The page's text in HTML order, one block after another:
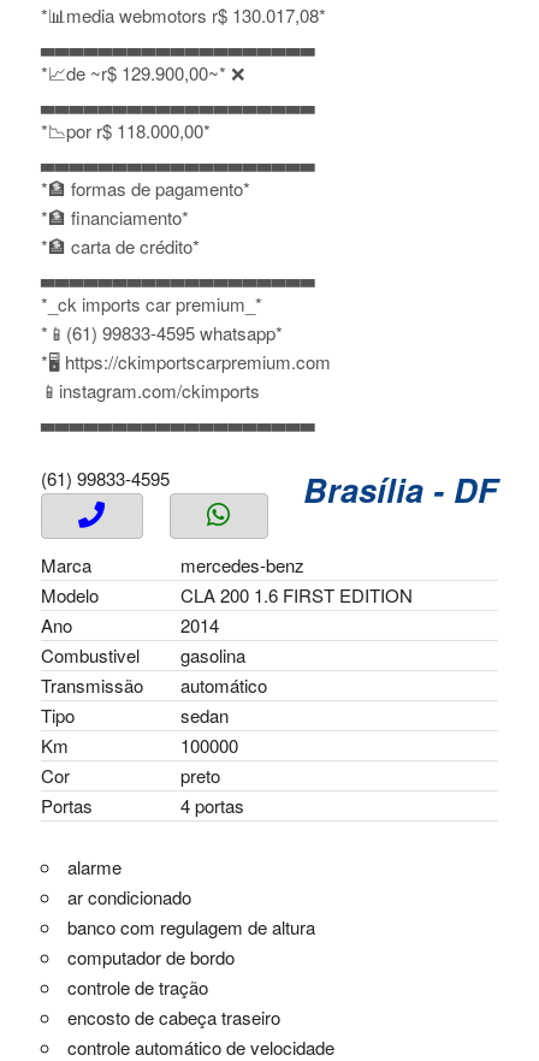
*📊media webmotors r$ 130.017,08*
▃▃▃▃▃▃▃▃▃▃▃▃▃▃▃▃▃▃▃
*📈de ~r$ 129.900,00~* ❌
▃▃▃▃▃▃▃▃▃▃▃▃▃▃▃▃▃▃▃
*📉por r$ 118.000,00*
▃▃▃▃▃▃▃▃▃▃▃▃▃▃▃▃▃▃▃
*🏦 formas de pagamento*
*🏦 financiamento*
*🏦 carta de crédito*
▃▃▃▃▃▃▃▃▃▃▃▃▃▃▃▃▃▃▃
*_ck imports car premium_*
*📱(61) 99833-4595 whatsapp*
*🖥 https://ckimportscarpremium.com
📱instagram.com/ckimports
▃▃▃▃▃▃▃▃▃▃▃▃▃▃▃▃▃▃▃
Brasília - DF
(61) 99833-4595
Marca
mercedes-benz
Modelo
CLA 200 1.6 FIRST EDITION
Ano
2014
Combustivel
gasolina
Transmissão
automático
Tipo
sedan
Km
100000
Cor
preto
Portas
4 portas
alarme
ar condicionado
banco com regulagem de altura
computador de bordo
controle de tração
encosto de cabeça traseiro
controle automático de velocidade